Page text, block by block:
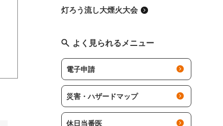
灯ろう流し大煙火大会
よく見られるメニュー
電子申請
災害・ハザードマップ
休日当番医